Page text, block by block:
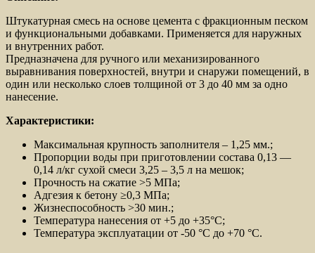
Штукатурная смесь на основе цемента с фракционным песком
и функциональными добавками. Применяется для наружных
и внутренних работ.
Предназначена для ручного или механизированного
выравнивания поверхностей, внутри и снаружи помещений, в
один или несколько слоев толщиной от 3 до 40 мм за одно
нанесение.
Характеристики:
Максимальная крупность заполнителя – 1,25 мм.;
Пропорции воды при приготовлении состава 0,13 —
0,14 л/кг сухой смеси 3,25 – 3,5 л на мешок;
Прочность на сжатие >5 МПа;
Адгезия к бетону ≥0,3 МПа;
Жизнеспособность >30 мин.;
Температура нанесения от +5 до +35°С;
Температура эксплуатации от -50 °С до +70 °С.